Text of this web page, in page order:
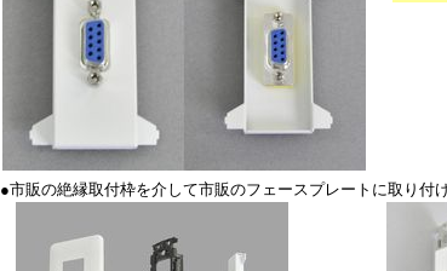
●市販の絶縁取付枠を介して市販のフェースプレートに取り付